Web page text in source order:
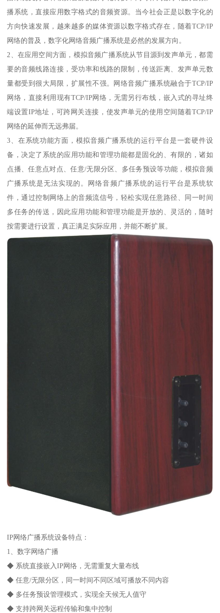
播系统，直接应用数字格式的音频资源。当今社会正是以数字化的
方向快速发展，越来越多的媒体资源以数字格式存在，随着TCP/IP
网络的普及，数字化网络音频广播系统是必然的发展方向。
2、在应用空间方面，模拟音频广播系统从节目源到发声单元，都需
要的音频线路连接，受功率和线路的限制，传送距离、发声单元数
量都受到很大局限，扩展性不强。网络音频广播系统融合于TCP/IP
网络，直接利用现有TCP/IP网络，无需另行布线，嵌入式的寻址终
端设置IP地址，可跨网关连接，使发声单元的使用空间随着TCP/IP
网络的延伸而无远弗届。
3、在系统功能方面，模拟音频广播系统的运行平台是一套硬件设
备，决定了系统的应用功能和管理功能都是固化的、有限的，诸如
点播、任意点对点、任意/无限分区、多任务预设等功能，模拟音频
广播系统是无法实现的。网络音频广播系统的运行平台是系统软
件，通过控制网络上的音频流信号，轻松实现任意路径、同一时间
多任务的传送，因此应用功能和管理功能是开放的、灵活的，随时
按需要进行设置，真正满足实际应用，并能不断扩展。
IP网络广播系统设备特点：
1、数字网络广播
◆ 系统直接嵌入IP网络，无需重复大量布线
◆ 任意/无限分区，同一时间不同区域可播放不同内容
◆ 多任务预设管理模式，实现全天候无人值守
◆ 支持跨网关远程传输和集中控制